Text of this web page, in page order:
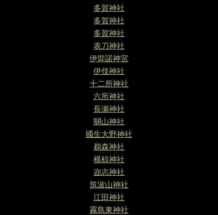
多賀神社
多賀神社
多賀神社
表刀神社
伊弉諾神宮
伊伎神社
十二所神社
六所神社
長瀬神社
關山神社
國生大野神社
鵜森神社
横椋神社
迩志神社
筑波山神社
江田神社
霧島東神社